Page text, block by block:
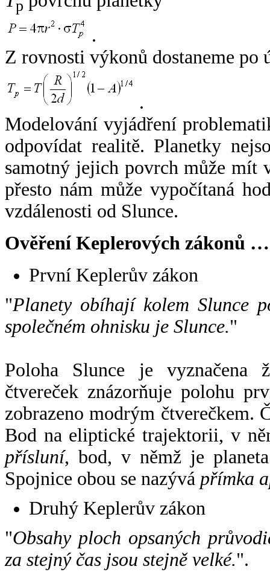
p
.
Z rovnosti výkonů dostaneme po
.
Modelování vyjádření
odpovídat realitě. Planetky
samotný jejich povrch může mít
přesto nám může vypočítaná
vzdálenosti od Slunce.
Ověření Keplerových zákonů …
První Keplerův zákon
"Planety obíhají kolem Slunce
společném ohnisku je Slunce."
Poloha Slunce je vyznačena
čtvereček znázorňuje polohu
zobrazeno modrým čtverečkem.
Bod na eliptické trajektorii, v
přísluní, bod, v němž je
Spojnice obou se nazývá přímka
Druhý Keplerův zákon
"Obsahy ploch opsaných
za stejný čas jsou stejně velké.".